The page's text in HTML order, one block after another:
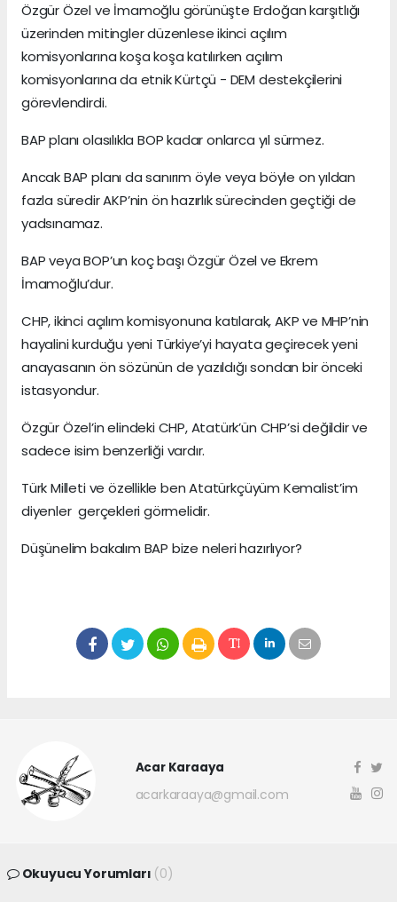
Özgür Özel ve İmamoğlu görünüşte Erdoğan karşıtlığı
üzerinden mitingler düzenlese ikinci açılım
komisyonlarına koşa koşa katılırken açılım
komisyonlarına da etnik Kürtçü - DEM destekçilerini
görevlendirdi.
BAP planı olasılıkla BOP kadar onlarca yıl sürmez.
Ancak BAP planı da sanırım öyle veya böyle on yıldan
fazla süredir AKP’nin ön hazırlık sürecinden geçtiği de
yadsınamaz.
BAP veya BOP’un koç başı Özgür Özel ve Ekrem
İmamoğlu’dur.
CHP, ikinci açılım komisyonuna katılarak, AKP ve MHP’nin
hayalini kurduğu yeni Türkiye’yi hayata geçirecek yeni
anayasanın ön sözünün de yazıldığı sondan bir önceki
istasyondur.
Özgür Özel’in elindeki CHP, Atatürk’ün CHP’si değildir ve
sadece isim benzerliği vardır.
Türk Milleti ve özellikle ben Atatürkçüyüm Kemalist’im
diyenler gerçekleri görmelidir.
Düşünelim bakalım BAP bize neleri hazırlıyor?
Acar Karaaya
acarkaraaya@gmail.com
Okuyucu Yorumları (0)